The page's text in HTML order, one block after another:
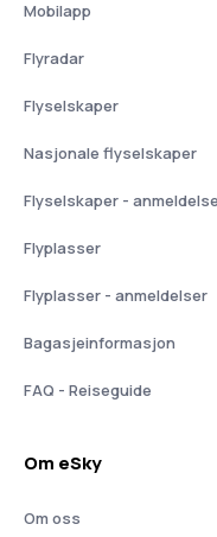
Mobilapp
Flyradar
Flyselskaper
Nasjonale flyselskaper
Flyselskaper -
Flyplasser
Flyplasser - anmeldelser
Bagasjeinformasjon
FAQ - Reiseguide
Om eSky
Om oss